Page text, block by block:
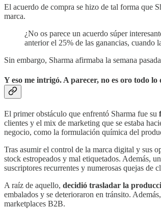
El acuerdo de compra se hizo de tal forma que
marca.
¿No os parece un acuerdo súper
anterior el 25% de las ganancias, cuando
Sin embargo, Sharma afirmaba la semana
Y eso me intrigó. A parecer, no es oro todo lo
El primer obstáculo que enfrentó Sharma fue su
clientes y el mix de marketing que se estaba
negocio, como la formulación química del
Tras asumir el control de la marca digital y sus
stock estropeados y mal etiquetados. Además,
suscriptores recurrentes y numerosas quejas de
A raíz de aquello, decidió trasladar la
embalados y se deterioraron en tránsito.
marketplaces B2B.